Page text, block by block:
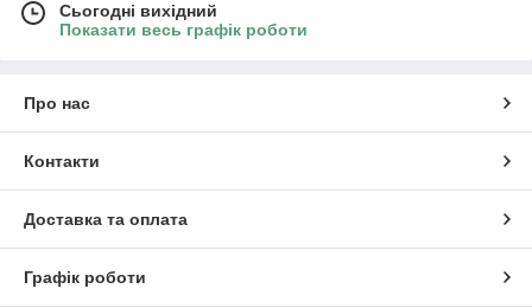
Сьогодні вихідний
Показати весь графік роботи
Про нас
Контакти
Доставка та оплата
Графік роботи